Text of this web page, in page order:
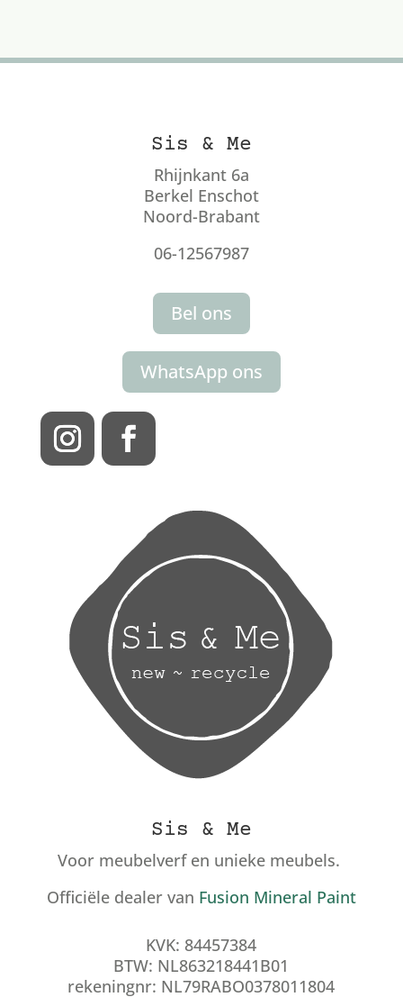
Sis & Me
Rhijnkant 6a
Berkel Enschot
Noord-Brabant
06-12567987
Bel ons
WhatsApp ons
Sis & Me
Voor meubelverf en unieke meubels.
Officiële dealer van Fusion Mineral Paint
KVK: 84457384
BTW: NL863218441B01
rekeningnr: NL79RABO0378011804